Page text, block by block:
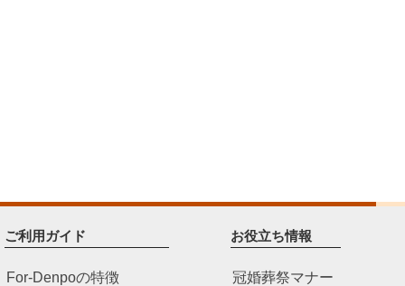
ご利用ガイド
For-Denpoの特徴
お役立ち情報
冠婚葬祭マナー